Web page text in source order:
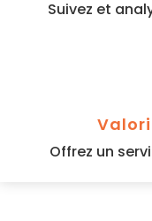
Suivez et
Offrez un